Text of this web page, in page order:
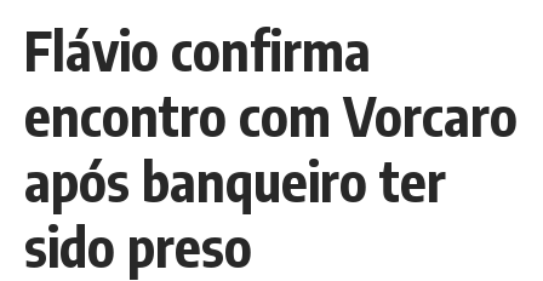
Flávio confirma
encontro com Vorcaro
após banqueiro ter
sido preso